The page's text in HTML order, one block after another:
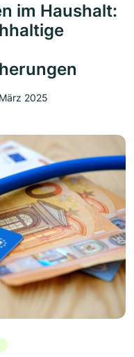
im Haushalt:
2025